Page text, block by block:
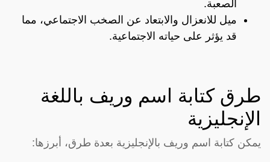
الصعبة.
ميل للانعزال والابتعاد عن الصخب الاجتماعي، مما
قد يؤثر على حياته الاجتماعية.
طرق كتابة اسم وريف باللغة
الإنجليزية
يمكن كتابة اسم وريف بالإنجليزية بعدة طرق، أبرزها: